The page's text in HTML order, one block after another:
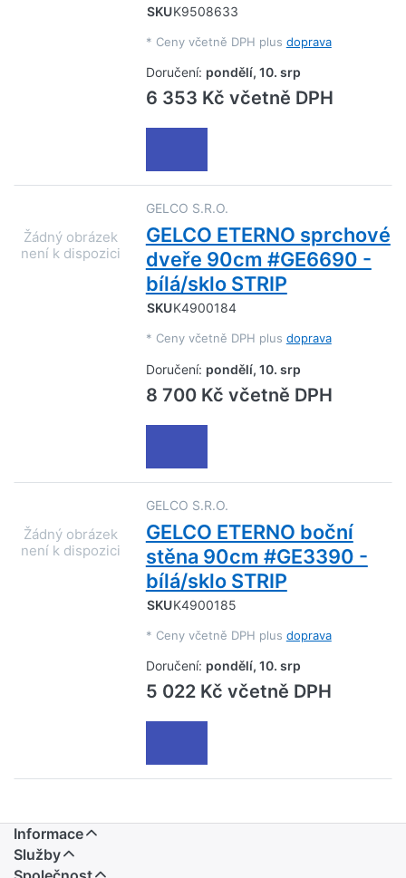
SKUK9508633
* Ceny včetně DPH plus doprava
Doručení: pondělí, 10. srp
6 353 Kč včetně DPH
GELCO S.R.O.
GELCO ETERNO sprchové
dveře 90cm #GE6690 -
bílá/sklo STRIP
SKUK4900184
* Ceny včetně DPH plus doprava
Doručení: pondělí, 10. srp
8 700 Kč včetně DPH
GELCO S.R.O.
GELCO ETERNO boční
stěna 90cm #GE3390 -
bílá/sklo STRIP
SKUK4900185
* Ceny včetně DPH plus doprava
Doručení: pondělí, 10. srp
5 022 Kč včetně DPH
Informace
Služby